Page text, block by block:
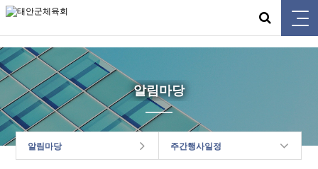
태안군체육회
알림마당
알림마당 주간행사일정